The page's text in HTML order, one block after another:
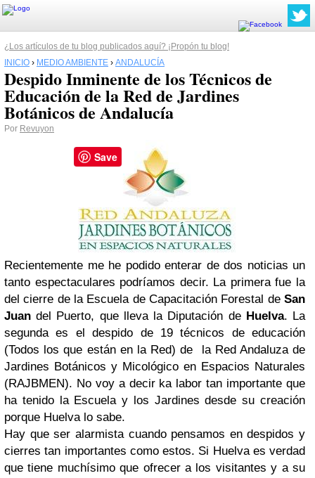
¿Los artículos de tu blog publicados aquí? ¡Propón tu blog!
INICIO › MEDIO AMBIENTE › ANDALUCÍA
Despido Inminente de los Técnicos de
Educación de la Red de Jardines
Botánicos de Andalucía
Por Revuyon
Recientemente me he podido enterar de dos noticias un
tanto espectaculares podríamos decir. La primera fue la
del cierre de la Escuela de Capacitación Forestal de San
Juan del Puerto, que lleva la Diputación de Huelva. La
segunda es el despido de 19 técnicos de educación
(Todos los que están en la Red) de la Red Andaluza de
Jardines Botánicos y Micológico en Espacios Naturales
(RAJBMEN). No voy a decir ka labor tan importante que
ha tenido la Escuela y los Jardines desde su creación
porque Huelva lo sabe.
Hay que ser alarmista cuando pensamos en despidos y
cierres tan importantes como estos. Si Huelva es verdad
que tiene muchísimo que ofrecer a los visitantes y a su
Save